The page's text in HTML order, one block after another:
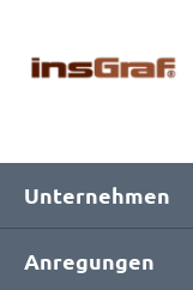
Unternehmen
Anregungen